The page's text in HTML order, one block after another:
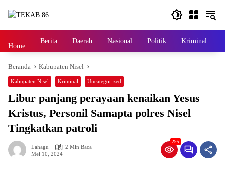
Home
Berita Daerah Nasional Politik Kriminal
Beranda Kabupaten Nisel
Kabupaten Nisel Kriminal Uncategorized
Libur panjang perayaan kenaikan Yesus
Kristus, Personil Samapta polres Nisel
Tingkatkan patroli
Lahagu
2 Min Baca
Mei 10, 2024
295